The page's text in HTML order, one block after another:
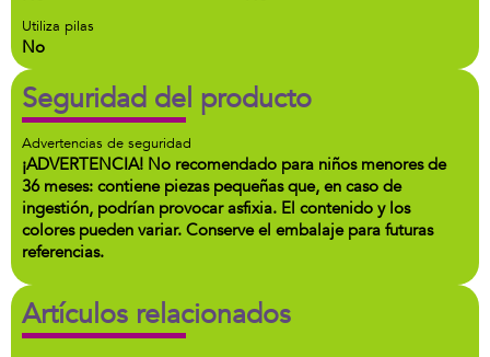
Utiliza pilas
No
Seguridad del producto
Advertencias de seguridad
¡ADVERTENCIA! No recomendado para niños menores de
36 meses: contiene piezas pequeñas que, en caso de
ingestión, podrían provocar asfixia. El contenido y los
colores pueden variar. Conserve el embalaje para futuras
referencias.
Artículos relacionados